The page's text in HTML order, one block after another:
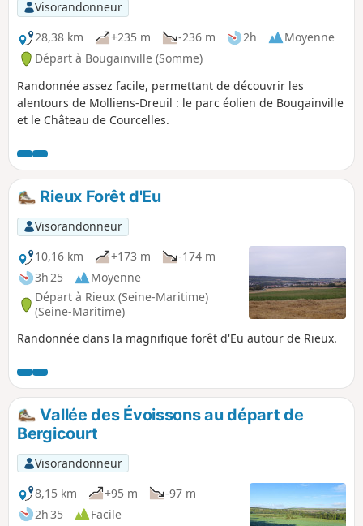
Visorandonneur
28,38 km
+235 m -236 m 2h
Moyenne
Départ à Bougainville (Somme)
Randonnée assez facile, permettant de découvrir les
alentours de Molliens-Dreuil : le parc éolien de Bougainville
et le Château de Courcelles.
Rieux Forêt d'Eu
Visorandonneur
10,16 km
+173 m
-174 m
3h 25
Moyenne
Départ à Rieux (Seine-Maritime)
(Seine-Maritime)
Randonnée dans la magnifique forêt d'Eu autour de Rieux.
Vallée des Évoissons au départ de
Bergicourt
Visorandonneur
8,15 km
+95 m
-97 m
2h 35
Facile